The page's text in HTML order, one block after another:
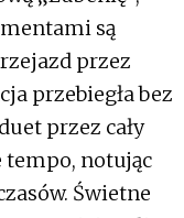
są
przez
przebiegła bez
przez cały
tempo, notując
Świetne